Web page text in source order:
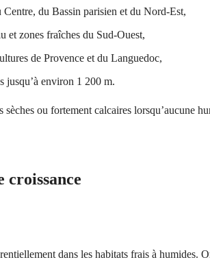
Centre, du Bassin parisien et du Nord-Est,
et zones fraîches du Sud-Ouest,
de Provence et du Languedoc,
jusqu’à environ 1 200 m.
sèches ou fortement calcaires lorsqu’aucune
croissance
dans les habitats frais à humides.